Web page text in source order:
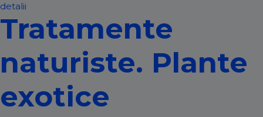
detalii
Tratamente
naturiste. Plante
exotice